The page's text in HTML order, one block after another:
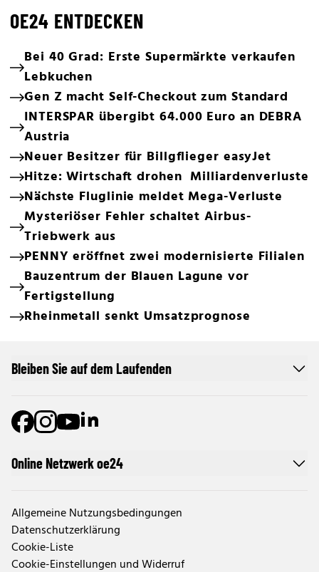
OE24 ENTDECKEN
Bei 40 Grad: Erste Supermärkte verkaufen
Lebkuchen
Gen Z macht Self-Checkout zum Standard
INTERSPAR übergibt 64.000 Euro an DEBRA
Austria
Neuer Besitzer für Billgflieger easyJet
Hitze: Wirtschaft drohen Milliardenverluste
Nächste Fluglinie meldet Mega-Verluste
Mysteriöser Fehler schaltet Airbus-
Triebwerk aus
PENNY eröffnet zwei modernisierte Filialen
Bauzentrum der Blauen Lagune vor
Fertigstellung
Rheinmetall senkt Umsatzprognose
Online Netzwerk oe24
Allgemeine Nutzungsbedingungen
Datenschutzerklärung
Cookie-Liste
Cookie-Einstellungen und Widerruf
Bleiben Sie auf dem Laufenden